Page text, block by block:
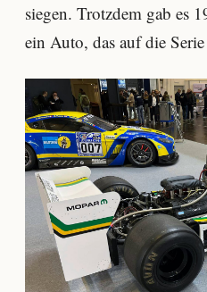
siegen. Trotzdem gab es
ein Auto, das auf die